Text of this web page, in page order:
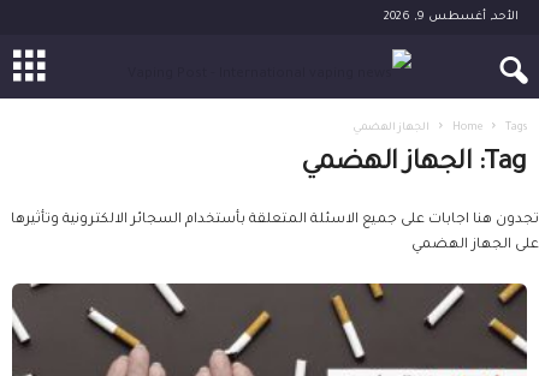
الأحد, أغسطس 9, 2026
Home Tags الجهاز الهضمي
Tag: الجهاز الهضمي
تجدون هنا اجابات على جميع الاسئلة المتعلقة بأستخدام السجائر الالكترونية وتأثيرها
على الجهاز الهضمي